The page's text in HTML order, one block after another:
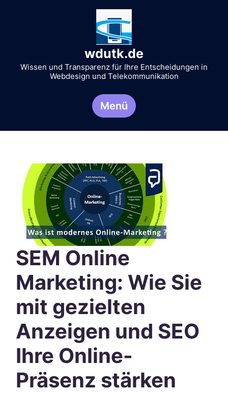
wdutk.de
Wissen und Transparenz für Ihre Entscheidungen in
Webdesign und Telekommunikation
Menü
SEM Online
Marketing: Wie Sie
mit gezielten
Anzeigen und SEO
Ihre Online-
Präsenz stärken